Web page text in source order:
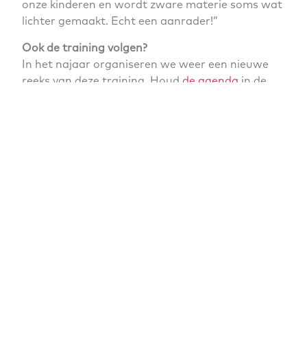
onze kinderen en wordt zware materie soms wat
lichter gemaakt. Echt een aanrader!”
Ook de training volgen?
In het najaar organiseren we weer een nieuwe
reeks van deze training. Houd de agenda in de